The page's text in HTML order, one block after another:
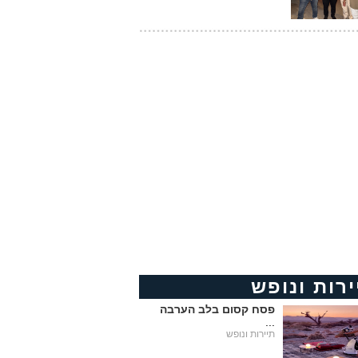
ונופש
פסח קסום בלב הערבה
תיירות ונופש